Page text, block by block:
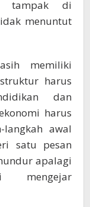
tampak di
menuntut
memiliki
harus
dan
harus
awal
satu pesan
apalagi
mengejar